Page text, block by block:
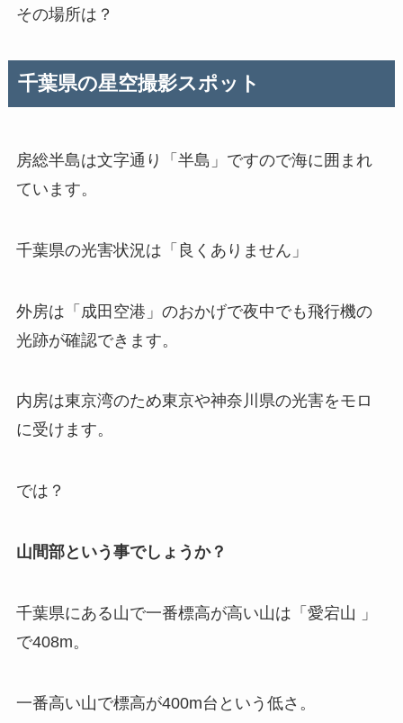
その場所は？
千葉県の星空撮影スポット
房総半島は文字通り「半島」ですので海に囲まれ
ています。
千葉県の光害状況は「良くありません」
外房は「成田空港」のおかげで夜中でも飛行機の
光跡が確認できます。
内房は東京湾のため東京や神奈川県の光害をモロ
に受けます。
では？
山間部という事でしょうか？
千葉県にある山で一番標高が高い山は「愛宕山 」
で408m。
一番高い山で標高が400m台という低さ。